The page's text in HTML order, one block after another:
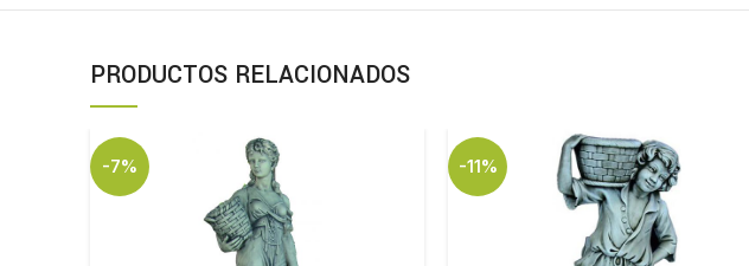
PRODUCTOS RELACIONADOS
-7% -11%